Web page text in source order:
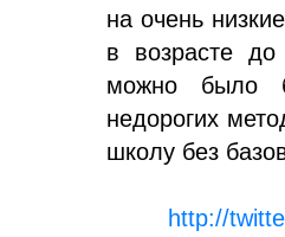
на очень
в возрасте
можно было
недорогих
школу без
http://